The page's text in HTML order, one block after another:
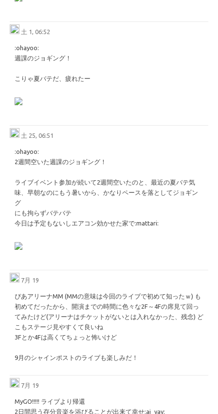
土 1, 06:52
​:ohayoo:​
週課のジョギング！
こりゃ夏バテだ、疲れたー
土 25, 06:51
​:ohayoo:​
2週間空いた週課のジョギング！
ライブイベント参加が続いて2週間空いたのと、最近の夏バテ気
味、早朝なのにもう暑いから、かなりペースを落としてジョギン
グ
にも拘らずバテバテ
今日は予定もないしエアコン効かせた家で​:mattari:​
7月 19
ぴあアリーナMM (MMの意味は今回のライブで初めて知ったｗ) も
初めてだったから、開演までの時間に色々な2F～4Fの席見て回っ
てみたけど(アリーナはチケットがないとは入れなかった、残念) ど
こもステージ見やすくて良いね
3Fとか4Fは高くてちょっと怖いけど
9月のシャインポストのライブも楽しみだ！
7月 19
MyGO!!!!! ライブより帰還
2日間思う存分音楽を浴びることが出来て幸せ​:ai_yay:​